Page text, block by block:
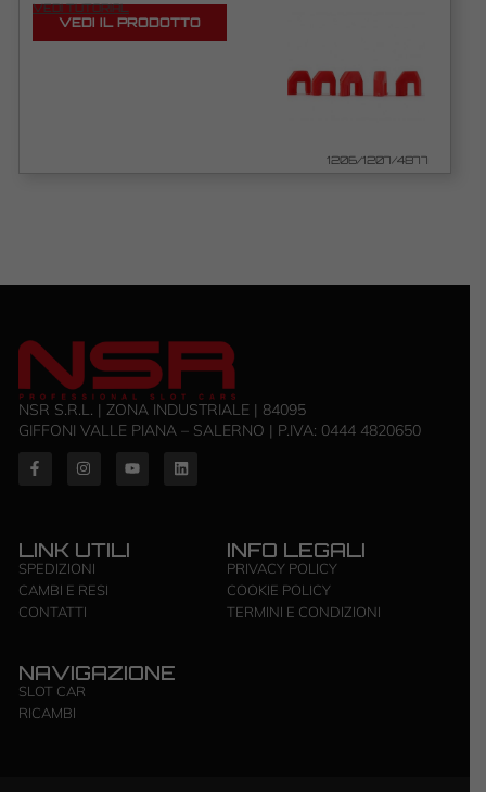
VEDI TUTORIAL
VEDI IL PRODOTTO
1206/1207/4877
NSR S.R.L. | ZONA INDUSTRIALE | 84095
GIFFONI VALLE PIANA – SALERNO | P.IVA: ‭0444 4820650‬
LINK UTILI
SPEDIZIONI
CAMBI E RESI
CONTATTI
INFO LEGALI
PRIVACY POLICY
COOKIE POLICY
TERMINI E CONDIZIONI
NAVIGAZIONE
SLOT CAR
RICAMBI